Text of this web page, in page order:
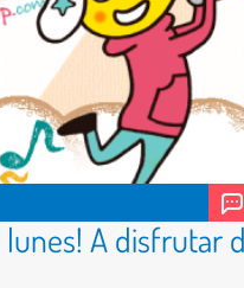
A disfrutar